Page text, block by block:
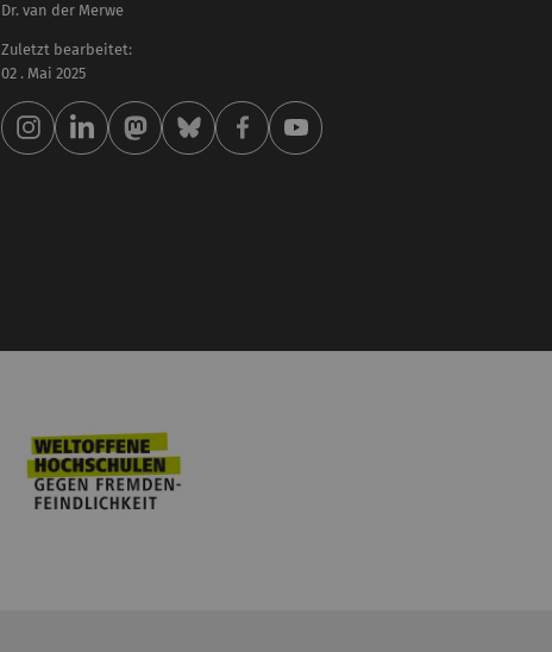
Dr. van der Merwe
Zuletzt bearbeitet:
02 . Mai 2025